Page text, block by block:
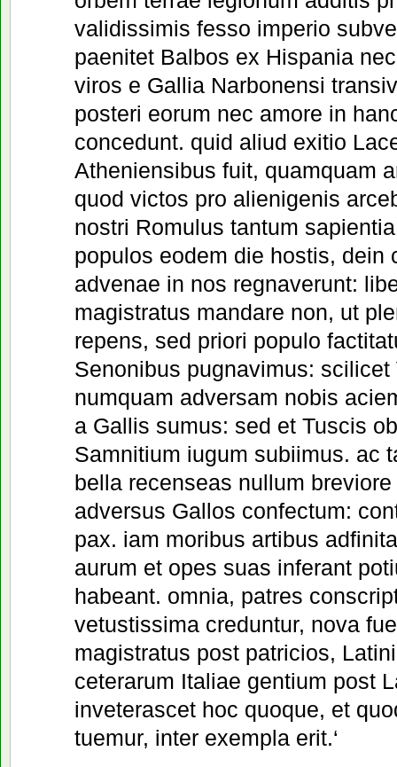
validissimis fesso imperio
paenitet Balbos ex Hispania
viros e Gallia Narbonensi
posteri eorum nec amore in
concedunt. quid aliud exitio
Atheniensibus fuit, quamquam
quod victos pro alienigenis
nostri Romulus tantum
populos eodem die hostis, dein
advenae in nos regnaverunt:
magistratus mandare non, ut
repens, sed priori populo
Senonibus pugnavimus: scilicet
numquam adversam nobis
a Gallis sumus: sed et Tuscis
Samnitium iugum subiimus. ac
bella recenseas nullum
adversus Gallos confectum:
pax. iam moribus artibus
aurum et opes suas inferant
habeant. omnia, patres
vetustissima creduntur, nova
magistratus post patricios,
ceterarum Italiae gentium post
inveterascet hoc quoque, et
tuemur, inter exempla erit.‘